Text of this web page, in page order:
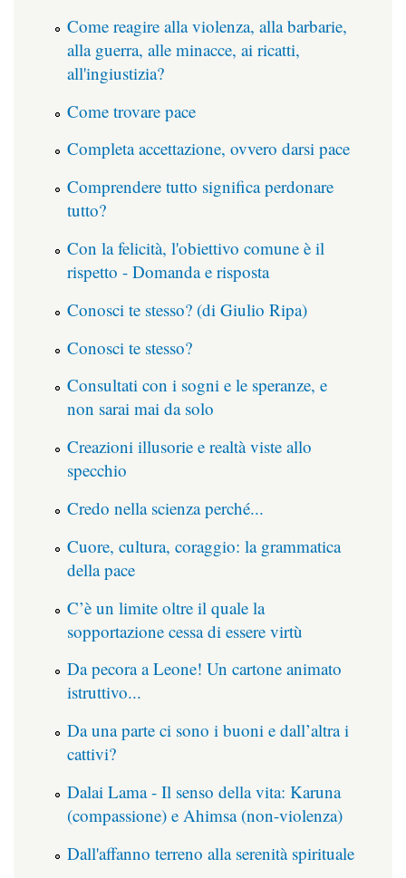
Come reagire alla violenza, alla barbarie,
alla guerra, alle minacce, ai ricatti,
all'ingiustizia?
Come trovare pace
Completa accettazione, ovvero darsi pace
Comprendere tutto significa perdonare
tutto?
Con la felicità, l'obiettivo comune è il
rispetto - Domanda e risposta
Conosci te stesso? (di Giulio Ripa)
Conosci te stesso?
Consultati con i sogni e le speranze, e
non sarai mai da solo
Creazioni illusorie e realtà viste allo
specchio
Credo nella scienza perché...
Cuore, cultura, coraggio: la grammatica
della pace
C’è un limite oltre il quale la
sopportazione cessa di essere virtù
Da pecora a Leone! Un cartone animato
istruttivo...
Da una parte ci sono i buoni e dall’altra i
cattivi?
Dalai Lama - Il senso della vita: Karuna
(compassione) e Ahimsa (non-violenza)
Dall'affanno terreno alla serenità spirituale